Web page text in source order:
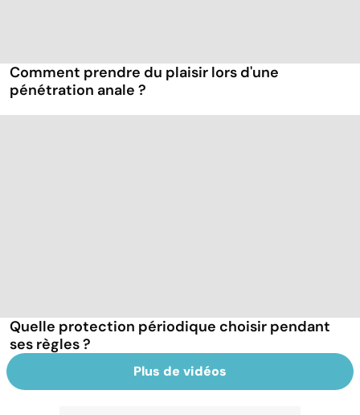
Comment prendre du plaisir lors d'une
pénétration anale ?
Quelle protection périodique choisir pendant
ses règles ?
Plus de vidéos